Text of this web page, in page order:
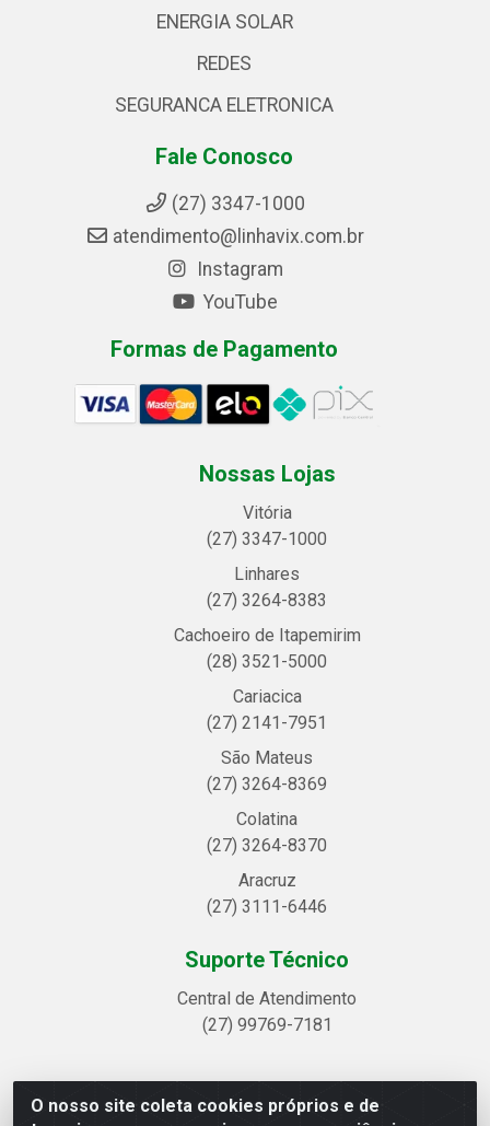
O nosso site coleta cookies próprios e de
ENERGIA SOLAR
REDES
SEGURANCA ELETRONICA
Fale Conosco
(27) 3347-1000
atendimento@linhavix.com.br
Instagram
YouTube
Formas de Pagamento
Nossas Lojas
Vitória
(27) 3347-1000
Linhares
(27) 3264-8383
Cachoeiro de Itapemirim
(28) 3521-5000
Cariacica
(27) 2141-7951
São Mateus
(27) 3264-8369
Colatina
(27) 3264-8370
Aracruz
(27) 3111-6446
Suporte Técnico
Central de Atendimento
(27) 99769-7181
Linhavix Distribuidora LTDA - Avenida Alegre, 2521 -